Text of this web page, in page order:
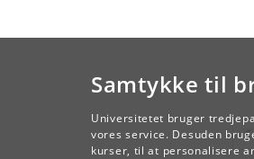
Samtykke til
Universitetet bruger
vores service. Desuden
kurser, til at personalisere